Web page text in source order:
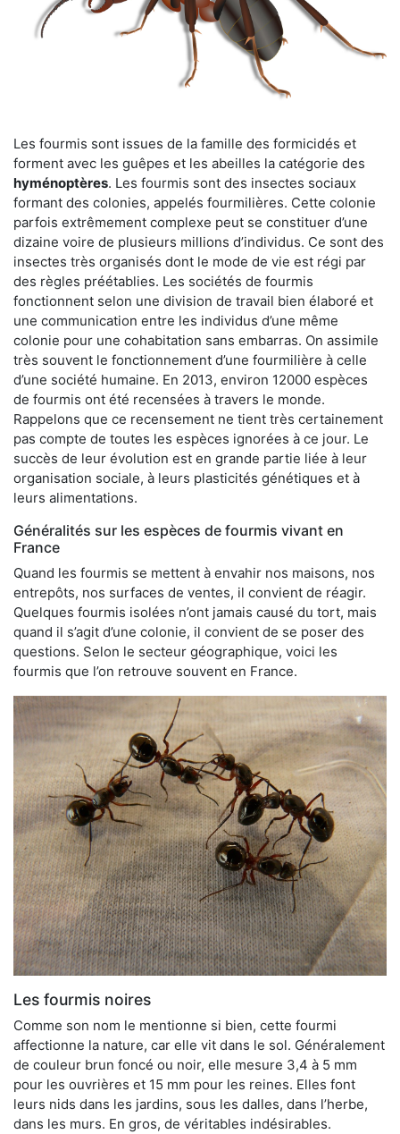
Les fourmis sont issues de la famille des formicidés et
forment avec les guêpes et les abeilles la catégorie des
hyménoptères. Les fourmis sont des insectes sociaux
formant des colonies, appelés fourmilières. Cette colonie
parfois extrêmement complexe peut se constituer d’une
dizaine voire de plusieurs millions d’individus. Ce sont des
insectes très organisés dont le mode de vie est régi par
des règles préétablies. Les sociétés de fourmis
fonctionnent selon une division de travail bien élaboré et
une communication entre les individus d’une même
colonie pour une cohabitation sans embarras. On assimile
très souvent le fonctionnement d’une fourmilière à celle
d’une société humaine. En 2013, environ 12000 espèces
de fourmis ont été recensées à travers le monde.
Rappelons que ce recensement ne tient très certainement
pas compte de toutes les espèces ignorées à ce jour. Le
succès de leur évolution est en grande partie liée à leur
organisation sociale, à leurs plasticités génétiques et à
leurs alimentations.
Généralités sur les espèces de fourmis vivant en
France
Quand les fourmis se mettent à envahir nos maisons, nos
entrepôts, nos surfaces de ventes, il convient de réagir.
Quelques fourmis isolées n’ont jamais causé du tort, mais
quand il s’agit d’une colonie, il convient de se poser des
questions. Selon le secteur géographique, voici les
fourmis que l’on retrouve souvent en France.
Les fourmis noires
Comme son nom le mentionne si bien, cette fourmi
affectionne la nature, car elle vit dans le sol. Généralement
de couleur brun foncé ou noir, elle mesure 3,4 à 5 mm
pour les ouvrières et 15 mm pour les reines. Elles font
leurs nids dans les jardins, sous les dalles, dans l’herbe,
dans les murs. En gros, de véritables indésirables.